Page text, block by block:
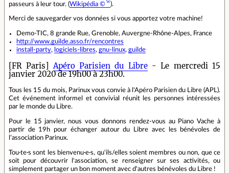
passeurs à leur tour. (Wikipédia © ).
Merci de sauvegarder vos données si vous apportez votre machine!
Demo-TIC, 8 grande Rue, Grenoble, Auvergne-Rhône-Alpes, France
http://www.guilde.asso.fr/rencontres
install-party, logiciels-libres, gnu-linux, guilde
[FR Paris]Apéro Parisien du Libre- Le mercredi 15
janvier 2020 de 19h00 à 23h00.
Tous les 15 du mois, Parinux vous convie à l'Apéro Parisien du Libre (APL).
Cet événement informel et convivial réunit les personnes intéressées
par le monde du Libre.
Pour le 15 janvier, nous vous donnons rendez-vous au Piano Vache à
partir de 19h pour échanger autour du Libre avec les bénévoles de
l’association Parinux.
Tou·te·s sont les bienvenu·e·s, qu'ils/elles soient membres ou non, que ce
soit pour découvrir l'association, se renseigner sur ses activités, ou
simplement partager un bon moment avec d'autres bénévoles du Libre !